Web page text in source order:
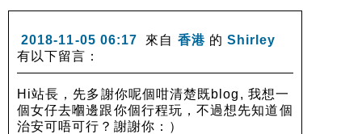
2018-11-05 06:17 來自 香港 的 Shirley
有以下留言：
Hi站長，先多謝你呢個咁清楚既blog, 我想一
個女仔去嗰邊跟你個行程玩，不過想先知道個
治安可唔可行？謝謝你：）